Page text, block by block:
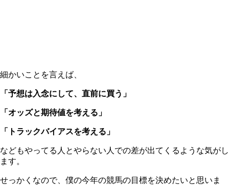
細かいことを言えば、
「予想は入念にして、直前に買う」
「オッズと期待値を考える」
「トラックバイアスを考える」
などもやってる人とやらない人での差が出てくるような気がし
ます。
せっかくなので、僕の今年の競馬の目標を決めたいと思いま